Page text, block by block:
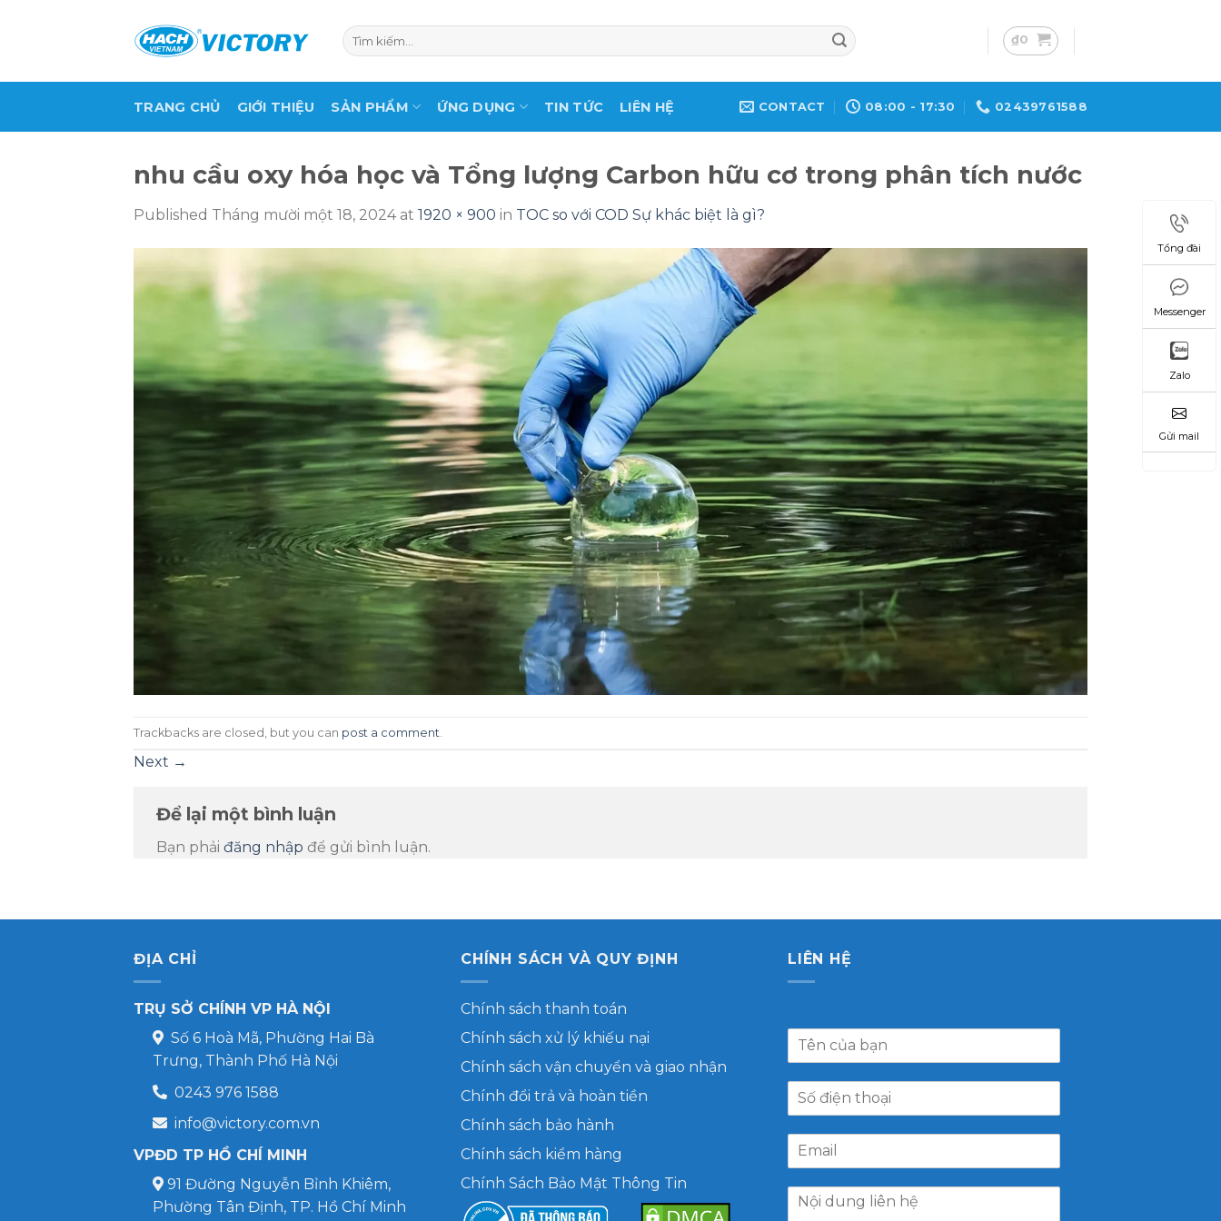
Tìm
kiếm:
₫0
TRANG CHỦ GIỚI THIỆU SẢN PHẨM ỨNG DỤNG TIN TỨC LIÊN HỆ CONTACT 08:00 - 17:30 02439761588
nhu cầu oxy hóa học và Tổng lượng Carbon hữu cơ trong phân tích nước
Published Tháng mười một 18, 2024at 1920 × 900 in TOC so với COD Sự khác biệt là gì?
Trackbacks are closed, but you can post a comment
Next →
Để lại một bình luận
Bạn phải đăng nhập để gửi bình luận.
ĐỊA CHỈ
TRỤ SỞ CHÍNH VP HÀ NỘI
Số 6 Hoà Mã, Phường Hai Bà
Trưng, Thành Phố Hà Nội
0243 976 1588
info@victory.com.vn
VPĐD TP HỒ CHÍ MINH
91 Đường Nguyễn Bỉnh Khiêm,
Phường Tân Định, TP. Hồ Chí Minh
CHÍNH SÁCH VÀ QUY ĐỊNH
Chính sách thanh toán
Chính sách xử lý khiếu nại
Chính sách vận chuyển và giao nhận
Chính đổi trả và hoàn tiền
Chính sách bảo hành
Chính sách kiểm hàng
Chính Sách Bảo Mật Thông Tin
LIÊN HỆ
Tổng đài
Messenger
Zalo
Gửi mail